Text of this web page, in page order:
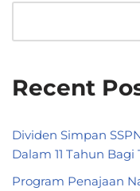
Recent
Dividen Simpan
Dalam 11 Tahun
Program Penajaan